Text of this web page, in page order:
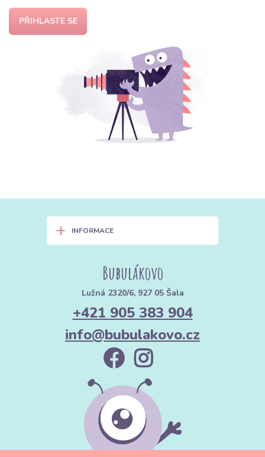
PŘIHLASTE SE
+ INFORMACE
Bubulákovo
Lužná 2320/6, 927 05 Šala
+421 905 383 904
info@bubulakovo.cz